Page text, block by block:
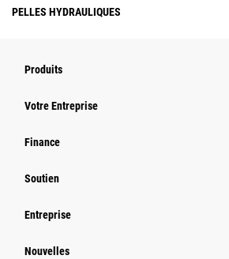
PELLES HYDRAULIQUES
Produits
Votre Entreprise
Finance
Soutien
Entreprise
Nouvelles